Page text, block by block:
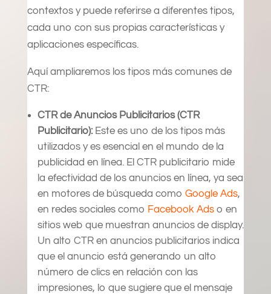
contextos y puede referirse a diferentes tipos,
cada uno con sus propias características y
aplicaciones específicas.
Aquí ampliaremos los tipos más comunes de
CTR:
CTR de Anuncios Publicitarios (CTR
Publicitario):Este es uno de los tipos más
utilizados y es esencial en el mundo de la
publicidad en línea. El CTR publicitario mide
la efectividad de los anuncios en línea, ya sea
en motores de búsqueda como Google Ads,
en redes sociales como Facebook Adso en
sitios web que muestran anuncios de display.
Un alto CTR en anuncios publicitarios indica
que el anuncio está generando un alto
número de clics en relación con las
impresiones, lo que sugiere que el mensaje